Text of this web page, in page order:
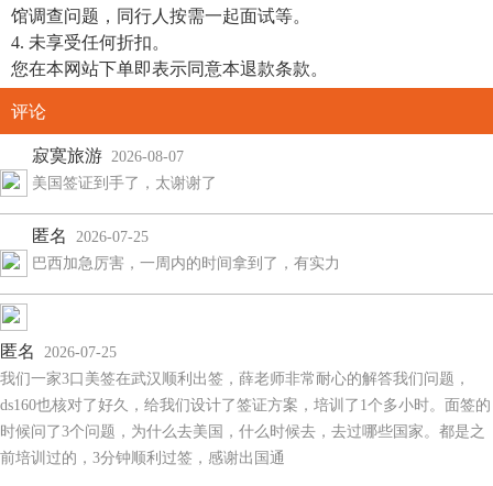
馆调查问题，同行人按需一起面试等。
4. 未享受任何折扣。
您在本网站下单即表示同意本退款条款。
评论
寂寞旅游 2026-08-07
美国签证到手了，太谢谢了
匿名 2026-07-25
巴西加急厉害，一周内的时间拿到了，有实力
匿名 2026-07-25
我们一家3口美签在武汉顺利出签，薛老师非常耐心的解答我们问题，
ds160也核对了好久，给我们设计了签证方案，培训了1个多小时。面签的
时候问了3个问题，为什么去美国，什么时候去，去过哪些国家。都是之
前培训过的，3分钟顺利过签，感谢出国通